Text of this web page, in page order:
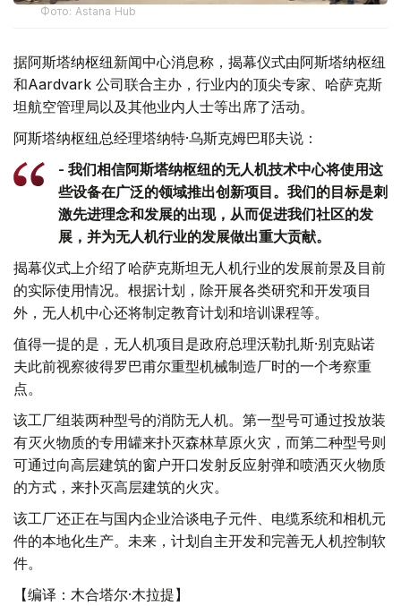
Фото: Astana Hub
据阿斯塔纳枢纽新闻中心消息称，揭幕仪式由阿斯塔纳枢纽
和Aardvark 公司联合主办，行业内的顶尖专家、哈萨克斯
坦航空管理局以及其他业内人士等出席了活动。
阿斯塔纳枢纽总经理塔纳特·乌斯克姆巴耶夫说：
- 我们相信阿斯塔纳枢纽的无人机技术中心将使用这
些设备在广泛的领域推出创新项目。我们的目标是刺
激先进理念和发展的出现，从而促进我们社区的发
展，并为无人机行业的发展做出重大贡献。
揭幕仪式上介绍了哈萨克斯坦无人机行业的发展前景及目前
的实际使用情况。根据计划，除开展各类研究和开发项目
外，无人机中心还将制定教育计划和培训课程等。
值得一提的是，无人机项目是政府总理沃勒扎斯·别克贴诺
夫此前视察彼得罗巴甫尔重型机械制造厂时的一个考察重
点。
该工厂组装两种型号的消防无人机。第一型号可通过投放装
有灭火物质的专用罐来扑灭森林草原火灾，而第二种型号则
可通过向高层建筑的窗户开口发射反应射弹和喷洒灭火物质
的方式，来扑灭高层建筑的火灾。
该工厂还正在与国内企业洽谈电子元件、电缆系统和相机元
件的本地化生产。未来，计划自主开发和完善无人机控制软
件。
【编译：木合塔尔·木拉提】